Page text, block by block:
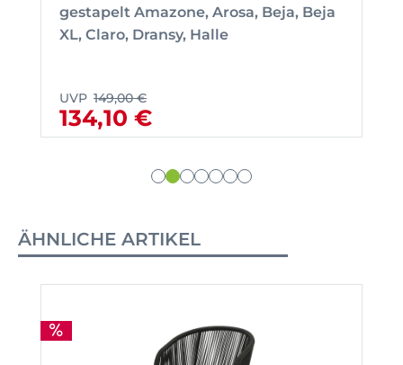
gestapelt Amazone, Arosa, Beja, Beja
XL, Claro, Dransy, Halle
UVP 149,00 €
134,10 €
ÄHNLICHE ARTIKEL